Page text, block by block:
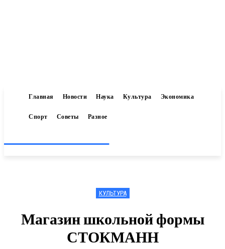
Главная Новости Наука Культура Экономика
Спорт Советы Разное
КУЛЬТУРА
Магазин школьной формы
СТОКМАНН